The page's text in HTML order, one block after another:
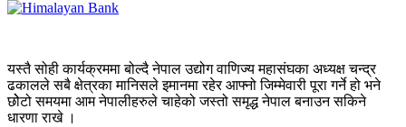
यस्तै सोही कार्यक्रममा बोल्दै नेपाल उद्योग वाणिज्य महासंघका अध्यक्ष चन्द्र
ढकालले सबै क्षेत्रका मानिसले इमानमा रहेर आफ्नो जिम्मेवारी पूरा गर्ने हो भने
छोेटो समयमा आम नेपालीहरुले चाहेको जस्तो समृद्ध नेपाल बनाउन सकिने
धारणा राखे ।